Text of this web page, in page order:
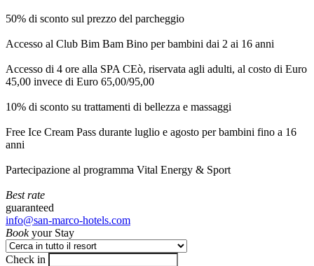
50% di sconto sul prezzo del parcheggio
Accesso al Club Bim Bam Bino per bambini dai 2 ai 16 anni
Accesso di 4 ore alla SPA CEò, riservata agli adulti, al costo di Euro
45,00 invece di Euro 65,00/95,00
10% di sconto su trattamenti di bellezza e massaggi
Free Ice Cream Pass durante luglio e agosto per bambini fino a 16
anni
Partecipazione al programma Vital Energy & Sport
Best rate
guaranteed
info@san-marco-hotels.com
Bookyour Stay
Check in